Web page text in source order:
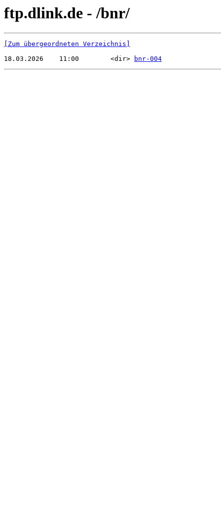
ftp.dlink.de - /bnr/
[Zum übergeordneten Verzeichnis]
18.03.2026    11:00        <dir>
bnr-004